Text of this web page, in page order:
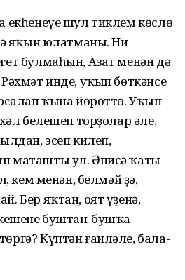
екһенеүе шул тиклем көслө
яҡын юлатманы. Ни
булмаһын, Азат менән дә
инде, уҡып бөткәнсе
ҡына йөрөттө. Уҡып
белешеп торҙолар әле.
эсеп килеп,
маташты ул. Әнисә ҡаты
кем менән, белмәй ҙә,
Бер яҡтан, оят үҙенә,
буштан-бушҡа
Күптән ғаиләле, бала-